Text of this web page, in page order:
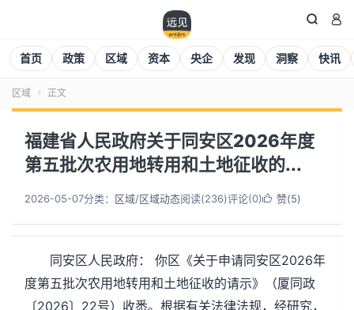
 
首页 政策 区域 资本 央企 发现 洞察 快讯
区域  正文
福建省人民政府关于同安区2026年度
第五批次农用地转用和土地征收的...
2026-05-07分类： 区域/区域动态阅读(236)评论(0) 赞(5)
同安区人民政府： 你区《关于申请同安区2026年
度第五批次农用地转用和土地征收的请示》（厦同政
〔2026〕22号）收悉。根据有关法律法规，经研究，